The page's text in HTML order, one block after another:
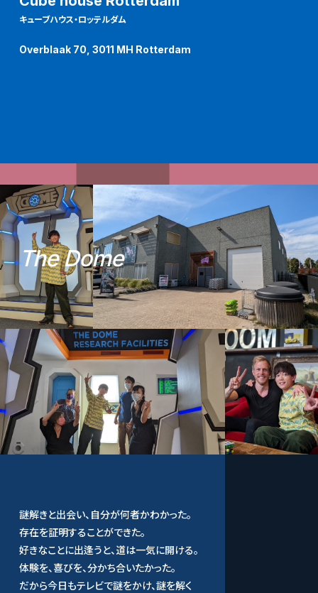
キューブハウス・ロッテルダム
Overblaak 70, 3011 MH Rotterdam
TheDome
謎解きと出会い、自分が何者かわかった。
存在を証明することができた。
好きなことに出逢うと、道は一気に開ける。
体験を、喜びを、分かち合いたかった。
だから今日もテレビで謎をかけ、謎を解く